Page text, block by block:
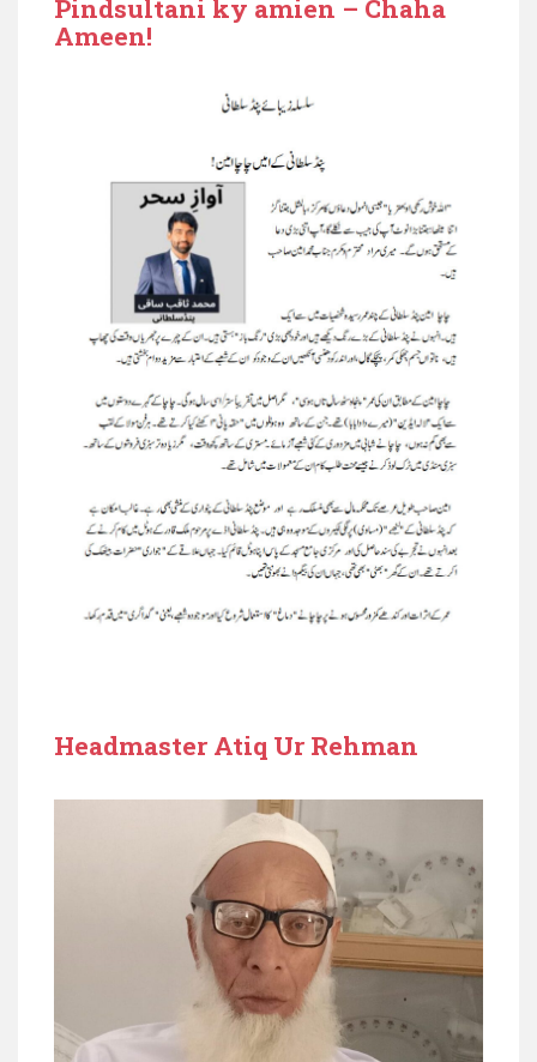
Pindsultani ky amien – Chaha
Ameen!
Headmaster Atiq Ur Rehman